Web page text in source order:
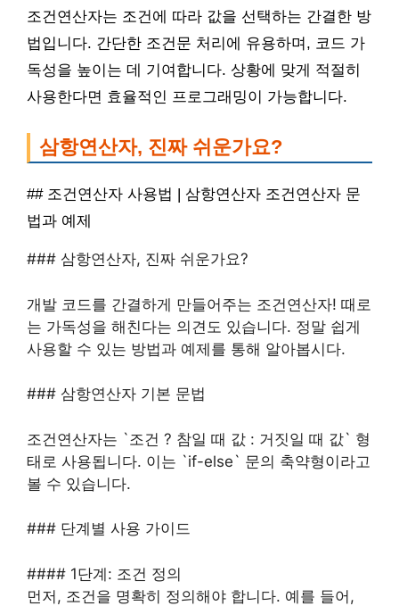
조건연산자는 조건에 따라 값을 선택하는 간결한 방
법입니다. 간단한 조건문 처리에 유용하며, 코드 가
독성을 높이는 데 기여합니다. 상황에 맞게 적절히
사용한다면 효율적인 프로그래밍이 가능합니다.
삼항연산자, 진짜 쉬운가요?
## 조건연산자 사용법 | 삼항연산자 조건연산자 문
법과 예제
### 삼항연산자, 진짜 쉬운가요?
개발 코드를 간결하게 만들어주는 조건연산자! 때로
는 가독성을 해친다는 의견도 있습니다. 정말 쉽게
사용할 수 있는 방법과 예제를 통해 알아봅시다.
### 삼항연산자 기본 문법
조건연산자는 `조건 ? 참일 때 값 : 거짓일 때 값` 형
태로 사용됩니다. 이는 `if-else` 문의 축약형이라고
볼 수 있습니다.
### 단계별 사용 가이드
#### 1단계: 조건 정의
먼저, 조건을 명확히 정의해야 합니다. 예를 들어,